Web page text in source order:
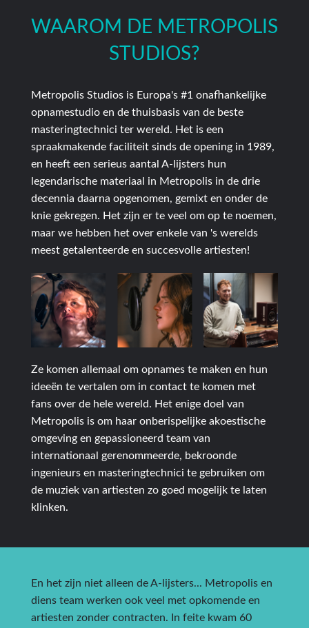
WAAROM DE METROPOLIS
STUDIOS?
Metropolis Studios is Europa's #1 onafhankelijke
opnamestudio en de thuisbasis van de beste
masteringtechnici ter wereld. Het is een
spraakmakende faciliteit sinds de opening in 1989,
en heeft een serieus aantal A-lijsters hun
legendarische materiaal in Metropolis in de drie
decennia daarna opgenomen, gemixt en onder de
knie gekregen. Het zijn er te veel om op te noemen,
maar we hebben het over enkele van 's werelds
meest getalenteerde en succesvolle artiesten!
Ze komen allemaal om opnames te maken en hun
ideeën te vertalen om in contact te komen met
fans over de hele wereld. Het enige doel van
Metropolis is om haar onberispelijke akoestische
omgeving en gepassioneerd team van
internationaal gerenommeerde, bekroonde
ingenieurs en masteringtechnici te gebruiken om
de muziek van artiesten zo goed mogelijk te laten
klinken.
En het zijn niet alleen de A-lijsters... Metropolis en
diens team werken ook veel met opkomende en
artiesten zonder contracten. In feite kwam 60